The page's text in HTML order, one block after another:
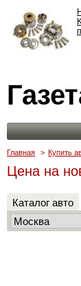
Главная > Купить
Цена на
Каталог авто